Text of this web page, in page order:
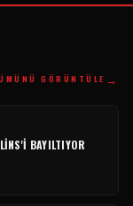
GÖRÜNTÜLE →
BAYILTIYOR